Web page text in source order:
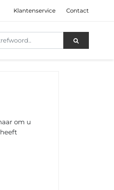
Klantenservice Contact
om u